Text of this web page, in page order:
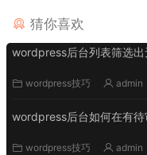
猜你喜欢
wordpress后台列表筛选
wordpress技巧 admin
wordpress后台如何在有
wordpress技巧 admin